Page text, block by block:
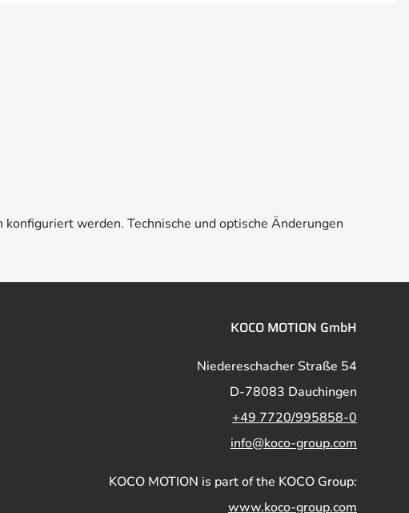
werden. Technische und optische Änderungen
KOCO MOTION GmbH
Niedereschacher Straße 54
D-78083 Dauchingen
+49 7720/995858-0
info@koco-group.com
KOCO MOTION is part of the KOCO Group:
www.koco-group.com